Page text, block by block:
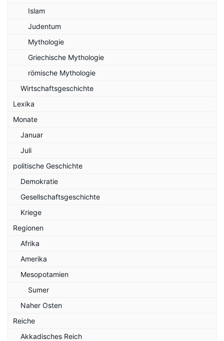
Islam
Judentum
Mythologie
Griechische Mythologie
römische Mythologie
Wirtschaftsgeschichte
Lexika
Monate
Januar
Juli
politische Geschichte
Demokratie
Gesellschaftsgeschichte
Kriege
Regionen
Afrika
Amerika
Mesopotamien
Sumer
Naher Osten
Reiche
Akkadisches Reich